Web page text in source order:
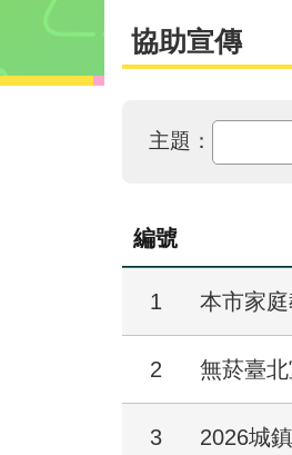
協助宣傳
主題：
編號
1 本市家
2 無菸臺
3 2026城